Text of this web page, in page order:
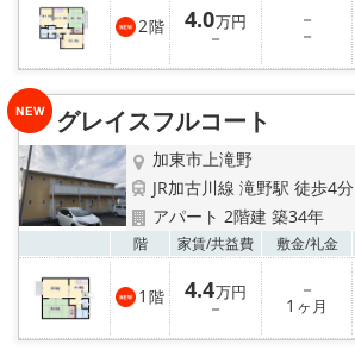
店舗情報·アクセス
会社概要
メールでお問い合わせ
2階 4.0万円
－
－
－
グレイスフルコート
加東市上滝野
JR加古川線 滝野駅 徒歩4分
アパート 2階建 築34年
階 家賃/共益費 敷金/礼金
1 階 4.4万円
－
－
1 ヶ月